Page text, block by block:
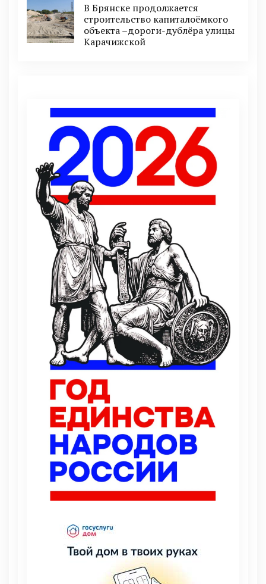
В Брянске продолжается
строительство капиталоёмкого
объекта –дороги-дублёра улицы
Карачижской